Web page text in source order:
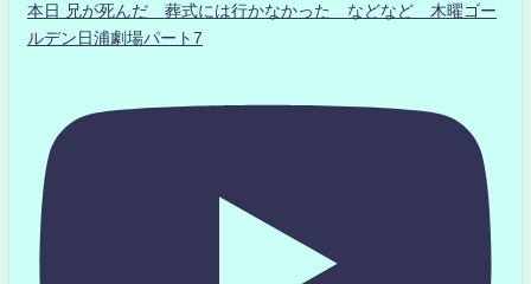
本日 兄が死んだ 葬式には行かなかった などなど 木曜ゴー
ルデン日浦劇場パート7